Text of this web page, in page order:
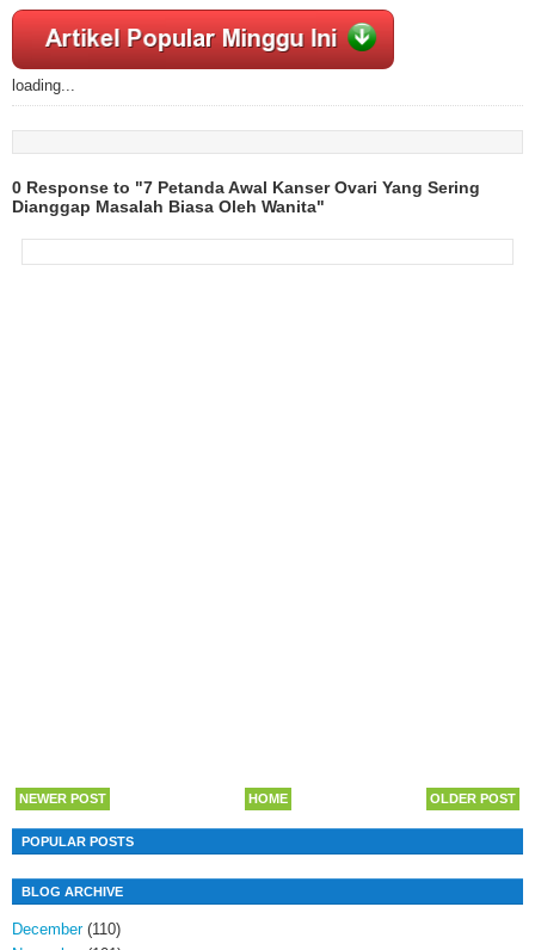
loading...
0 Response to "7 Petanda Awal Kanser Ovari Yang Sering
Dianggap Masalah Biasa Oleh Wanita"
NEWER POST OLDER POST
HOME
POPULAR POSTS
BLOG ARCHIVE
December(110)